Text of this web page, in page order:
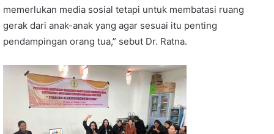
memerlukan media sosial tetapi untuk membatasi ruang
gerak dari anak-anak yang agar sesuai itu penting
pendampingan orang tua,” sebut Dr. Ratna.